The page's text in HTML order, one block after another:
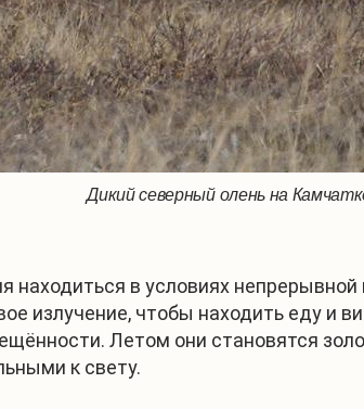
Дикий северный олень на
в условиях непрерывной
излучение, чтобы находить еду и
Летом они становятся
к свету.